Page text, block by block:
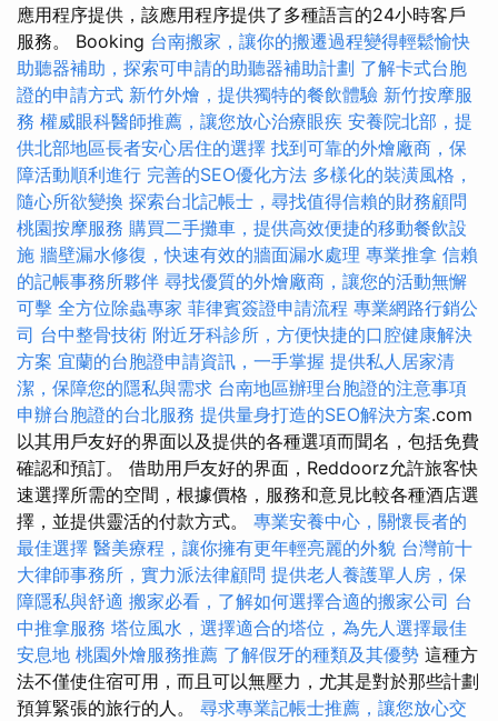
應用程序提供，該應用程序提供了多種語言的24小時客戶
服務。 Booking 台南搬家，讓你的搬遷過程變得輕鬆愉快
助聽器補助，探索可申請的助聽器補助計劃 了解卡式台胞
證的申請方式 新竹外燴，提供獨特的餐飲體驗 新竹按摩服
務 權威眼科醫師推薦，讓您放心治療眼疾 安養院北部，提
供北部地區長者安心居住的選擇 找到可靠的外燴廠商，保
障活動順利進行 完善的SEO優化方法 多樣化的裝潢風格，
隨心所欲變換 探索台北記帳士，尋找值得信賴的財務顧問
桃園按摩服務 購買二手攤車，提供高效便捷的移動餐飲設
施 牆壁漏水修復，快速有效的牆面漏水處理 專業推拿 信賴
的記帳事務所夥伴 尋找優質的外燴廠商，讓您的活動無懈
可擊 全方位除蟲專家 菲律賓簽證申請流程 專業網路行銷公
司 台中整骨技術 附近牙科診所，方便快捷的口腔健康解決
方案 宜蘭的台胞證申請資訊，一手掌握 提供私人居家清
潔，保障您的隱私與需求 台南地區辦理台胞證的注意事項
申辦台胞證的台北服務 提供量身打造的SEO解決方案.com
以其用戶友好的界面以及提供的各種選項而聞名，包括免費
確認和預訂。 借助用戶友好的界面，Reddoorz允許旅客快
速選擇所需的空間，根據價格，服務和意見比較各種酒店選
擇，並提供靈活的付款方式。 專業安養中心，關懷長者的
最佳選擇 醫美療程，讓你擁有更年輕亮麗的外貌 台灣前十
大律師事務所，實力派法律顧問 提供老人養護單人房，保
障隱私與舒適 搬家必看，了解如何選擇合適的搬家公司 台
中推拿服務 塔位風水，選擇適合的塔位，為先人選擇最佳
安息地 桃園外燴服務推薦 了解假牙的種類及其優勢 這種方
法不僅使住宿可用，而且可以無壓力，尤其是對於那些計劃
預算緊張的旅行的人。 尋求專業記帳士推薦，讓您放心交